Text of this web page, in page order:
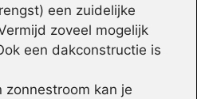
een zuidelijke
zoveel mogelijk
een dakconstructie is
zonnestroom kan je